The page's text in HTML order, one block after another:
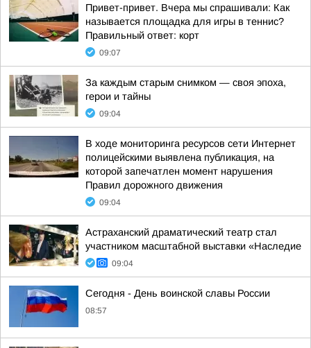
Привет-привет. Вчера мы спрашивали: Как
называется площадка для игры в теннис?
Правильный ответ: корт
09:07
За каждым старым снимком — своя эпоха,
герои и тайны
09:04
В ходе мониторинга ресурсов сети Интернет
полицейскими выявлена публикация, на
которой запечатлен момент нарушения
Правил дорожного движения
09:04
Астраханский драматический театр стал
участником масштабной выставки «Наследие
09:04
Сегодня - День воинской славы России
08:57